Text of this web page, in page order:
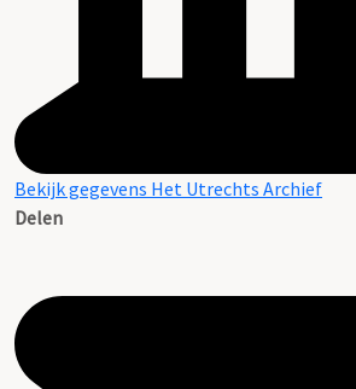
Bekijk gegevens Het Utrechts Archief
Delen